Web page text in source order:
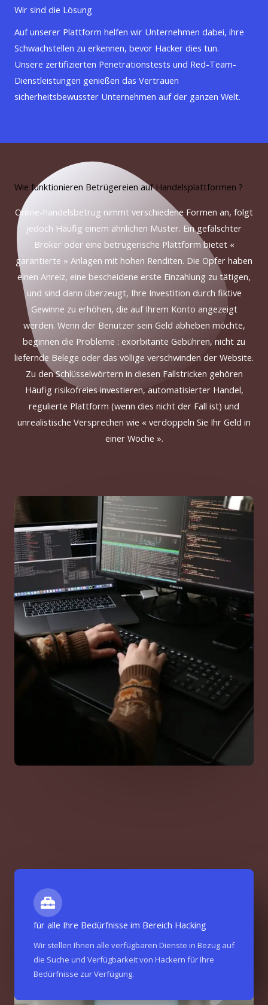
Wir sind die Lösung
Auf unserer Plattform helfen wir Unternehmen dabei, ihre
Schwachstellen zu erkennen, bevor Hacker dies tun.
Unsere zertifizierten Penetrationstests und Red-Team-
Dienstleistungen genießen das Vertrauen
sicherheitsbewusster Unternehmen auf der ganzen Welt.
Wie funktionieren Betrügereien auf Handelsplattformen ?
Online-handelsbetrug nimmt verschiedene Formen an, folgt
jedoch Häufig einem ähnlichen Muster. Ein gefälschter
Broker oder eine betrügerische Plattform bietet «
garantierte » Anlagen mit hohen Renditen. Die Opfer haben
einen Anreiz, eine bescheidene erste Einzahlung zu tätigen,
und sind dann überzeugt, Ihre Investition durch fiktive
Gewinne zu erhöhen, die auf Ihrem Konto angezeigt
werden. Wenn der Benutzer sein Geld abheben möchte,
beginnen die Probleme : exorbitante Gebühren, nicht zu
liefernde Belege oder das völlige verschwinden der Website.
Zu den Schlüsselwörtern in diesen Fallstricken gehören
Häufig risikofreies investieren, automatisierter Handel,
regulierte Plattform (wenn dies nicht der Fall ist) und
unrealistische Versprechen wie « verdoppeln Sie Ihr Geld in
einer Woche ».
für alle Ihre Bedürfnisse im Bereich Hacking
Wir stellen Ihnen alle verfügbaren Dienste in Bezug auf
die Suche und Verfügbarkeit von Hackern für Ihre
Bedürfnisse zur Verfügung.